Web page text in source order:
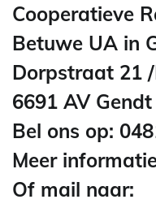
Cooperatieve
Betuwe UA in
Dorpstraat 21
6691 AV Gendt
Bel ons op:
Meer
Of mail naar: